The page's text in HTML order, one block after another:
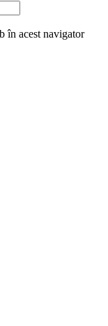
în acest navigator